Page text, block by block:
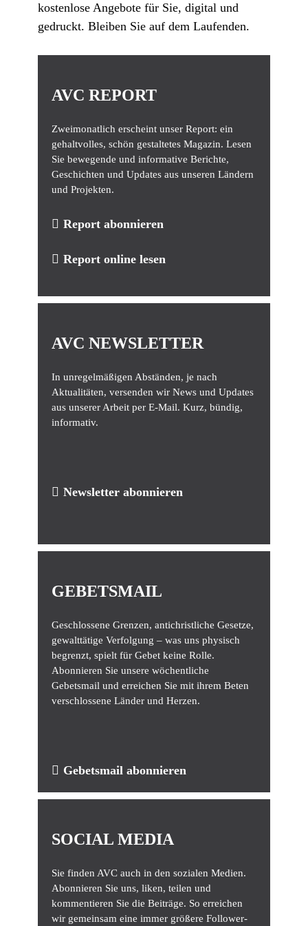
kostenlose Angebote für Sie, digital und
gedruckt. Bleiben Sie auf dem Laufenden.
AVC REPORT
Zweimonatlich erscheint unser Report: ein
gehaltvolles, schön gestaltetes Magazin. Lesen
Sie bewegende und informative Berichte,
Geschichten und Updates aus unseren Ländern
und Projekten.
Report abonnieren
Report online lesen
AVC NEWSLETTER
In unregelmäßigen Abständen, je nach
Aktualitäten, versenden wir News und Updates
aus unserer Arbeit per E-Mail. Kurz, bündig,
informativ.
Newsletter abonnieren
GEBETSMAIL
Geschlossene Grenzen, antichristliche Gesetze,
gewalttätige Verfolgung – was uns physisch
begrenzt, spielt für Gebet keine Rolle.
Abonnieren Sie unsere wöchentliche
Gebetsmail und erreichen Sie mit ihrem Beten
verschlossene Länder und Herzen.
Gebetsmail abonnieren
SOCIAL MEDIA
Sie finden AVC auch in den sozialen Medien.
Abonnieren Sie uns, liken, teilen und
kommentieren Sie die Beiträge. So erreichen
wir gemeinsam eine immer größere Follower-